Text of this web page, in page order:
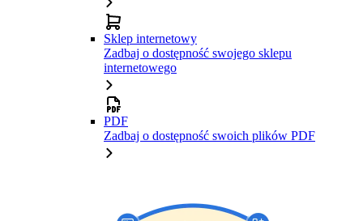
Sklep internetowy
Zadbaj o dostępność swojego sklepu
internetowego
PDF
Zadbaj o dostępność swoich plików PDF